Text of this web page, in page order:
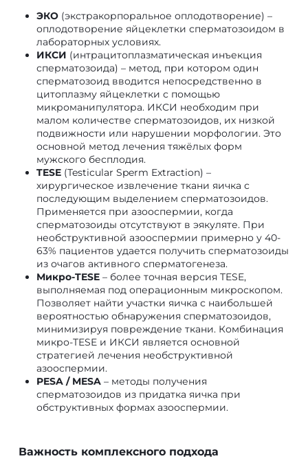
ЭКО(экстракорпоральное оплодотворение) –
оплодотворение яйцеклетки сперматозоидом в
лабораторных условиях.
ИКСИ (интрацитоплазматическая инъекция
сперматозоида) – метод, при котором один
сперматозоид вводится непосредственно в
цитоплазму яйцеклетки с помощью
микроманипулятора. ИКСИ необходим при
малом количестве сперматозоидов, их низкой
подвижности или нарушении морфологии. Это
основной метод лечения тяжёлых форм
мужского бесплодия.
TESE(Testicular Sperm Extraction) –
хирургическое извлечение ткани яичка с
последующим выделением сперматозоидов.
Применяется при азооспермии, когда
сперматозоиды отсутствуют в эякуляте. При
необструктивной азооспермии примерно у 40-
63% пациентов удается получить сперматозоиды
из очагов активного сперматогенеза.
Микро-TESE– более точная версия TESE,
выполняемая под операционным микроскопом.
Позволяет найти участки яичка с наибольшей
вероятностью обнаружения сперматозоидов,
минимизируя повреждение ткани. Комбинация
микро-TESE и ИКСИ является основной
стратегией лечения необструктивной
азооспермии.
PESA / MESA– методы получения
сперматозоидов из придатка яичка при
обструктивных формах азооспермии.
Важность комплексного подхода